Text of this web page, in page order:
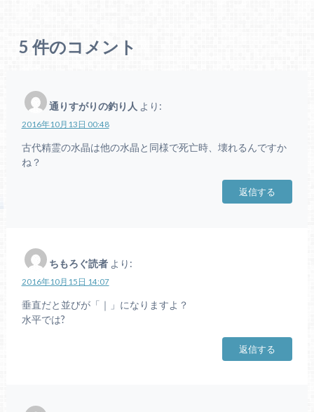
5 件のコメント
通りすがりの釣り人 より:
2016年10月13日 00:48
古代精霊の水晶は他の水晶と同様で死亡時、壊れるんですか
ね？
返信する
ちもろぐ読者 より:
2016年10月15日 14:07
垂直だと並びが「｜」になりますよ？
水平では?
返信する